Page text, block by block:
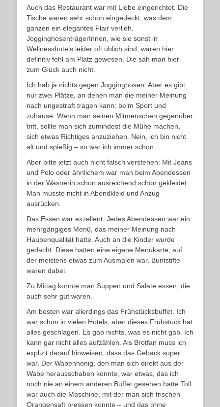
Auch das Restaurant war mit Liebe eingerichtet. Die
Tische waren sehr schön eingedeckt, was dem
ganzen ein elegantes Flair verlieh.
JogginghosenträgerInnen, wie sie sonst in
Wellnesshotels leider oft üblich sind, wären hier
definitiv fehl am Platz gewesen. Die sah man hier
zum Glück auch nicht.
Ich hab ja nichts gegen Jogginghosen. Aber es gibt
nur zwei Plätze, an denen man die meiner Meinung
nach ungestraft tragen kann: beim Sport und
zuhause. Wenn man seinen Mitmenschen gegenüber
tritt, sollte man sich zumindest die Mühe machen,
sich etwas Richtiges anzuziehen. Nein, ich bin nicht
alt und spießig – so war ich immer schon…
Aber bitte jetzt auch nicht falsch verstehen: Mit Jeans
und Polo oder ähnlichem war man beim Abendessen
in der Wasnerin schon ausreichend schön gekleidet.
Man musste nicht in Abendkleid und Anzug
ausrücken.
Das Essen war exzellent. Jedes Abendessen war ein
mehrgängiges Menü, das meiner Meinung nach
Haubenqualität hatte. Auch an die Kinder wurde
gedacht. Diese hatten eine eigene Menükarte, auf
der meistens etwas zum Ausmalen war. Buntstifte
waren dabei.
Zu Mittag konnte man Suppen und Salate essen, die
auch sehr gut waren.
Am besten war allerdings das Frühstücksbuffet. Ich
war schon in vielen Hotels, aber dieses Frühstück hat
alles geschlagen. Es gab nichts, was es nicht gab. Ich
kann gar nicht alles aufzählen. Als Brotfan muss ich
explizit darauf hinweisen, dass das Gebäck super
war. Der Wabenhonig, den man sich direkt aus der
Wabe herausschaben konnte, war etwas, das ich
noch nie an einem anderen Buffet gesehen hatte.Toll
war auch die Maschine, mit der man sich frischen
Orangensaft pressen konnte – und das ohne